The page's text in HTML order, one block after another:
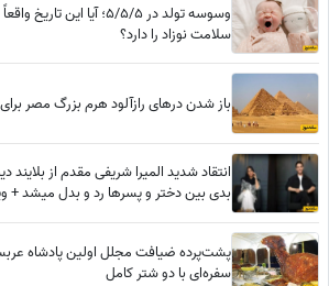
وسوسه تولد در 5/5/5؛ آیا
سلامت نوزاد را دارد؟
باز شدن درهای رازآلود هرم بزرگ مصر
انتقاد شدید المیرا شریفی مقدم از
بدی بین دختر و پسرها رد و بدل میشد +
پشت‌پرده ضیافت مجلل اولین پادشاه
سفره‌ای با دو شتر کامل